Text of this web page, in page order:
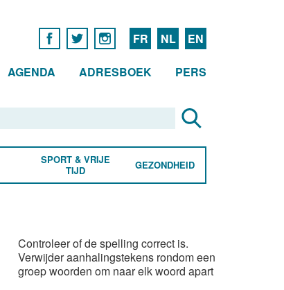
FR NL EN
AGENDA ADRESBOEK PERS
SPORT & VRIJE
TIJD
GEZONDHEID
Controleer of de spelling correct is.
Verwijder aanhalingstekens rondom een
groep woorden om naar elk woord apart